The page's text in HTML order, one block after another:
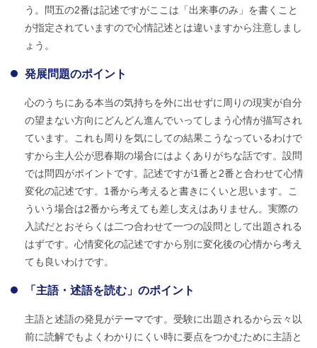
う。問五の2番は記述ですがここは「出来事のみ」を書くこと
が指定されていますので心情記述とは違いますから注意しまし
ょう。
発展問題のポイント
心のうちにある本当の気持ちを外に出せずに周りの現実が自分
の望まない方向にどんどん進んでいってしまう心情が描写され
ています。これも周りを気にしての結果こうなっているわけで
すから主人公が思春期の場合にはよくありがちな話です。設問
では問四がポイントです。記述ですが1番と2番と合わせて心情
変化の記述です。1番から考えると書きにくいと思います。こ
ういう場合は2番から考えても差し支えはありません。実際の
入試だとおそらくは二つ合わせて一つの設問として出題される
はずです。心情変化の記述ですから別に変化後の心情から考え
ても良いわけです。
「主語・述語を読む」のポイント
主語と述語の発見がテーマです。受験に出題されるから云々以
前に読解でもよくわかりにくい時に要点をつかむために主語と